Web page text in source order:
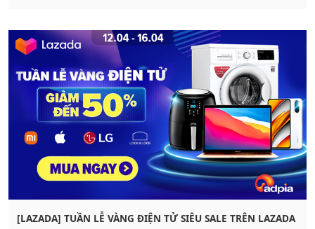
[LAZADA] TUẦN LỄ VÀNG ĐIỆN TỬ SIÊU SALE TRÊN LAZADA